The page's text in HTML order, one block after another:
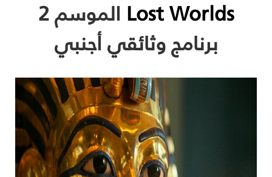
Lost Worlds الموسم 2
برنامج وثائقي أجنبي